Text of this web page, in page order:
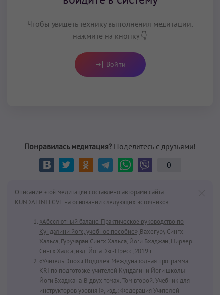
Чтобы увидеть технику выполнения медитации,
нажмите на кнопку 👇
Войти
Понравилась медитация? Поделитесь с друзьями!
0
Описание этой медитации составлено авторами сайта
KUNDALINI.LOVE на основании следующих источников:
«Абсолютный баланс. Практическое руководство по
Кундалини йоге, учебное пособие», Вахегуру Сингх
Хальса, Гуручаран Сингх Хальса, Йоги Бхаджан, Нирвер
Сингх Халса, изд: Йога Экс-Пресс, 2019 г.
«Учитель Эпохи Водолея. Международная программа
KRI по подготовке учителей Кундалини Йоги школы
Йоги Бхаджана. В двух томах. Том второй. Учебник для
инструкторов уровня I», изд.: Федерация Учителей